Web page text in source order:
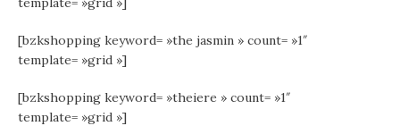
[bzkshopping keyword= »the jasmin » count= »1″
template= »grid »]
[bzkshopping keyword= »theiere » count= »1″
template= »grid »]